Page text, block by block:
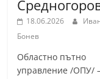
18.06.2026
Бонев
Областно пътно
управление /ОПУ/